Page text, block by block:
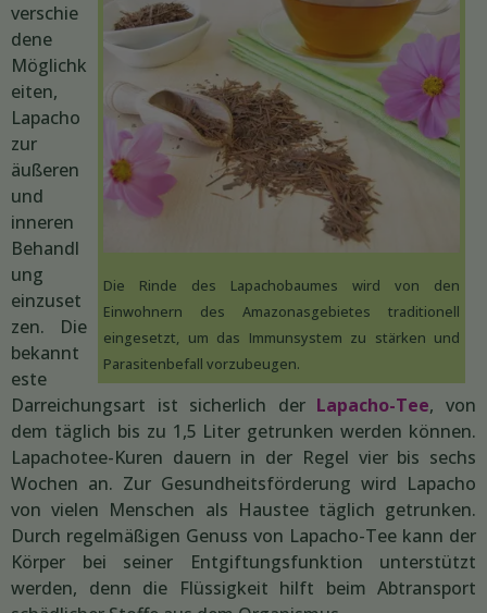
Die Rinde des Lapachobaumes wird von den
Einwohnern des Amazonasgebietes traditionell
eingesetzt, um das Immunsystem zu stärken und
Parasitenbefall vorzubeugen.
verschie
dene
Möglichk
eiten,
Lapacho
zur
äußeren
und
inneren
Behandl
ung
einzuset
zen. Die
bekannt
este
Darreichungsart ist sicherlich der Lapacho-Tee, von
dem täglich bis zu 1,5 Liter getrunken werden können.
Lapachotee-Kuren dauern in der Regel vier bis sechs
Wochen an. Zur Gesundheitsförderung wird Lapacho
von vielen Menschen als Haustee täglich getrunken.
Durch regelmäßigen Genuss von Lapacho-Tee kann der
Körper bei seiner Entgiftungsfunktion unterstützt
werden, denn die Flüssigkeit hilft beim Abtransport